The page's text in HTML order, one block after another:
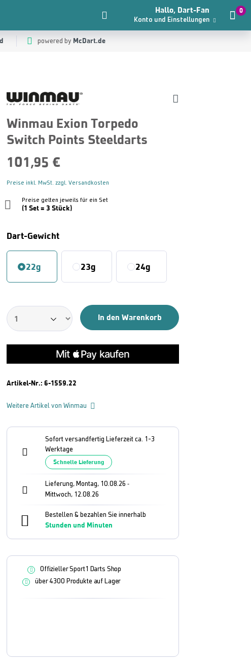
Hallo, Dart-Fan
Konto und Einstellungen
0
powered by McDart.de
Winmau Exion Torpedo
Switch Points Steeldarts
101,95 €
Preise inkl. MwSt. zzgl. Versandkosten
Preise gelten jeweils für ein Set
(1 Set = 3 Stück)
Dart-GewichtAuswählen
22g 23g 24g
In den Warenkorb
Artikel-Nr.: 6-1559.22
Weitere Artikel von Winmau
Sofort versandfertig Lieferzeit ca. 1-3
Werktage
Schnelle Lieferung
Lieferung, Montag, 10.08.26 -
Mittwoch, 12.08.26
Bestellen & bezahlen Sie innerhalb
Stunden und Minuten
Offizieller Sport1 Darts Shop
über 4300 Produkte auf Lager